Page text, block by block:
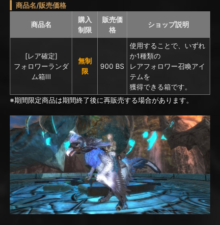
商品名/販売価格
商品名
購入
制限
販売価
格
ショップ説明
[レア確定]
フォロワーランダ
ム箱III
無制
限
900 BS
使用することで、いずれ
か1種類の
レアフォロワー召喚アイ
テムを
獲得できる箱です。
※期間限定商品は期間終了後に再販売する場合があります。